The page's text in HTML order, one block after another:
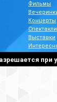
Фильмы
Концерты
Спектакли
Выставки